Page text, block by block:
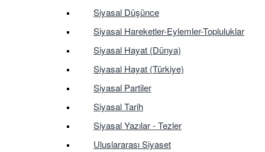
Siyasal Düşünce
Siyasal Hareketler-Eylemler-Topluluklar
Siyasal Hayat (Dünya)
Siyasal Hayat (Türkiye)
Siyasal Partiler
Siyasal Tarih
Siyasal Yazılar - Tezler
Uluslararası Siyaset